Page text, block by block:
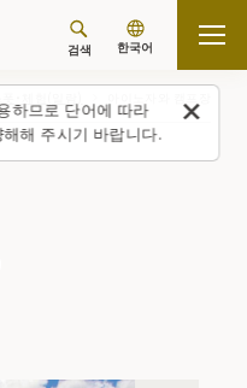
하므로 단어에 따라
해 주시기 바랍니다.
검색 한국어